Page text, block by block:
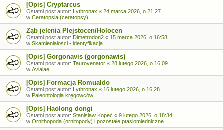
[Opis] Cryptarcus
Ostatni post autor: Lythronax « 24 marca 2026, o 21:27
w Ceratopsia (ceratopsy)
Ząb jelenia Plejstocen/Holocen
Ostatni post autor: Dimetrodon2 « 15 marca 2026, o 16:58
w Skamieniałości - identyfikacja
[Opis] Gorgonavis (gorgonawis)
Ostatni post autor: Taurovenator « 28 lutego 2026, o 16:09
w Avialae
[Opis] Formacja Romualdo
Ostatni post autor: Lythronax « 16 lutego 2026, o 16:28
w Paleontologia kręgowców
[Opis] Haolong dongi
Ostatni post autor: Stanisław Kopeć « 9 lutego 2026, o 18:34
w Ornithopoda (ornitopody) i pozostałe ptasiomiedniczne